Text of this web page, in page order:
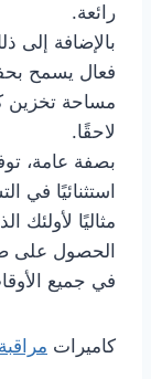
رائعة.
بالإضافة إلى
فعال يسمح
مساحة تخزين
لاحقًا.
بصفة عامة،
استثنائيًا في
مثاليًا لأولئك
الحصول على
في جميع
كاميرات